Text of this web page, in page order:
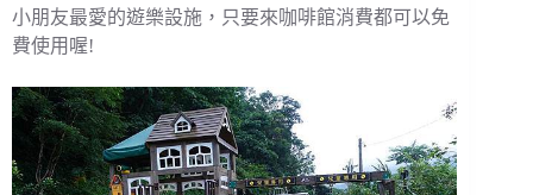
小朋友最愛的遊樂設施，只要來咖啡館消費都可以免
費使用喔!